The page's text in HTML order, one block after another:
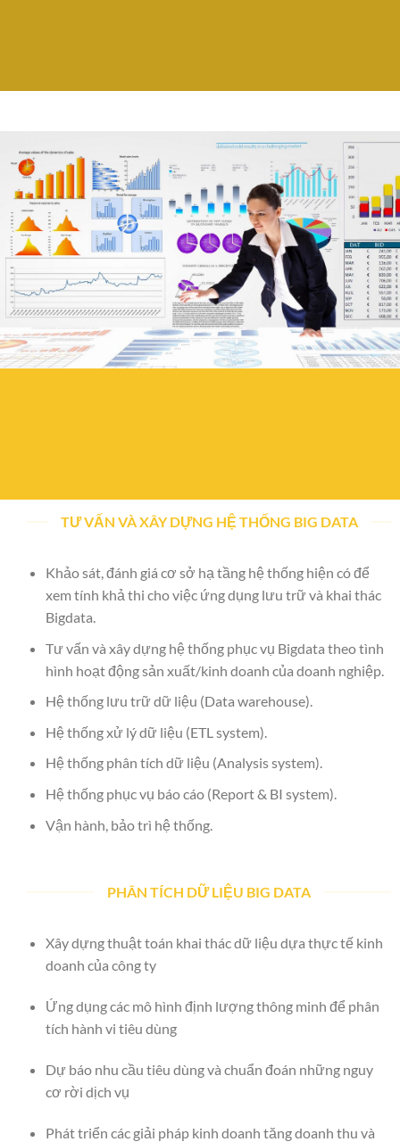
TƯ VẤN VÀ XÂY DỰNG HỆ THỐNG BIG DATA
Khảo sát, đánh giá cơ sở hạ tầng hệ thống hiện có để
xem tính khả thi cho việc ứng dụng lưu trữ và khai thác
Bigdata.
Tư vấn và xây dựng hệ thống phục vụ Bigdata theo tình
hình hoạt động sản xuất/kinh doanh của doanh nghiệp.
Hệ thống lưu trữ dữ liệu (Data warehouse).
Hệ thống xử lý dữ liệu (ETL system).
Hệ thống phân tích dữ liệu (Analysis system).
Hệ thống phục vụ báo cáo (Report & BI system).
Vận hành, bảo trì hệ thống.
PHÂN TÍCH DỮ LIỆU BIG DATA
Xây dựng thuật toán khai thác dữ liệu dựa thực tế kinh
doanh của công ty
Ứng dụng các mô hình định lượng thông minh để phân
tích hành vi tiêu dùng
Dự báo nhu cầu tiêu dùng và chuẩn đoán những nguy
cơ rời dịch vụ
Phát triển các giải pháp kinh doanh tăng doanh thu và